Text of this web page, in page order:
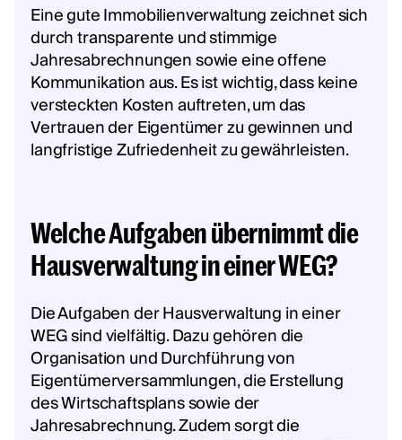
Eine gute Immobilienverwaltung zeichnet sich
durch transparente und stimmige
Jahresabrechnungen sowie eine offene
Kommunikation aus. Es ist wichtig, dass keine
versteckten Kosten auftreten, um das
Vertrauen der Eigentümer zu gewinnen und
langfristige Zufriedenheit zu gewährleisten.
Welche Aufgaben übernimmt die
Hausverwaltung in einer WEG?
Die Aufgaben der Hausverwaltung in einer
WEG sind vielfältig. Dazu gehören die
Organisation und Durchführung von
Eigentümerversammlungen, die Erstellung
des Wirtschaftsplans sowie der
Jahresabrechnung. Zudem sorgt die